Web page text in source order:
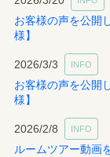
お客様の声を公開
様】
2026/3/3 INFO
お客様の声を公開
様】
2026/2/8 INFO
ルームツアー動画